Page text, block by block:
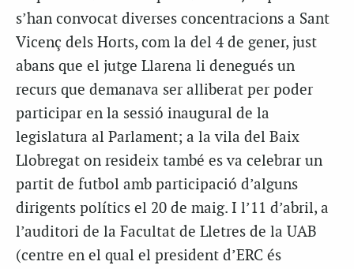
s’han convocat diverses concentracions a Sant
Vicenç dels Horts, com la del 4 de gener, just
abans que el jutge Llarena li denegués un
recurs que demanava ser alliberat per poder
participar en la sessió inaugural de la
legislatura al Parlament; a la vila del Baix
Llobregat on resideix també es va celebrar un
partit de futbol amb participació d’alguns
dirigents polítics el 20 de maig. I l’11 d’abril, a
l’auditori de la Facultat de Lletres de la UAB
(centre en el qual el president d’ERC és